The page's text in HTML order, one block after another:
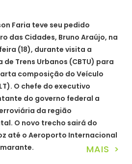
Faria teve seu pedido
das Cidades, Bruno Araújo, na
(18), durante visita a
Trens Urbanos (CBTU) para
composição do Veículo
O chefe do executivo
do governo federal a
da região
O novo trecho sairá do
até o Aeroporto Internacional
MAIS >